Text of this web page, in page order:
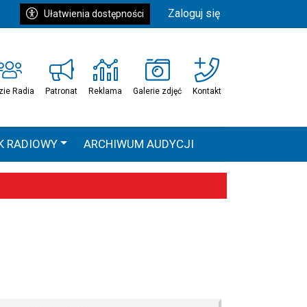
Ułatwienia dostępności Zaloguj się
Radia Patronat Reklama Galerie zdjęć Kontakt
RADIOWY ARCHIWUM AUDYCJI
HEAVEN TOUR